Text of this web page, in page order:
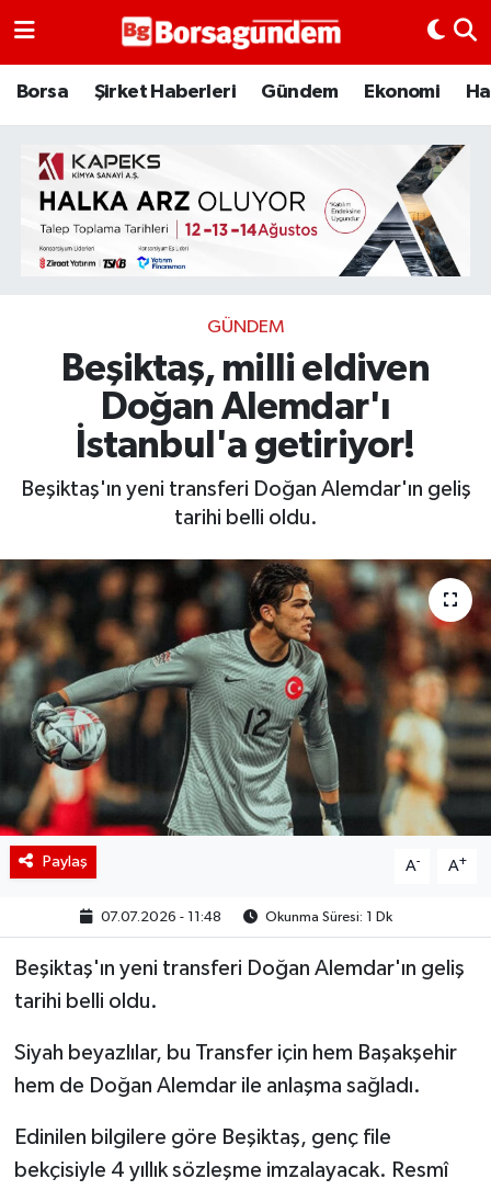
Borsa Şirket Haberleri Gündem Ekonomi
GÜNDEM
Beşiktaş, milli eldiven
Doğan Alemdar'ı
İstanbul'a getiriyor!
Beşiktaş'ın yeni transferi Doğan Alemdar'ın geliş
tarihi belli oldu.
Paylaş A- A+
07.07.2026 - 11:48 Okunma Süresi: 1 Dk
Beşiktaş'ın yeni transferi Doğan Alemdar'ın geliş
tarihi belli oldu.
Siyah beyazlılar, bu Transfer için hem Başakşehir
hem de Doğan Alemdar ile anlaşma sağladı.
Edinilen bilgilere göre Beşiktaş, genç file
bekçisiyle 4 yıllık sözleşme imzalayacak. Resmî
Borsa
Emtia
Galeri
Bitcoin
Şirket Haberleri
BIST 100 Isı Haritası
Coin Isı Haritası
Ekonomik Takvim
Kiripto Para Piyasası
Gizlilik Sözleşmesi
Hakkımızda
İletişim